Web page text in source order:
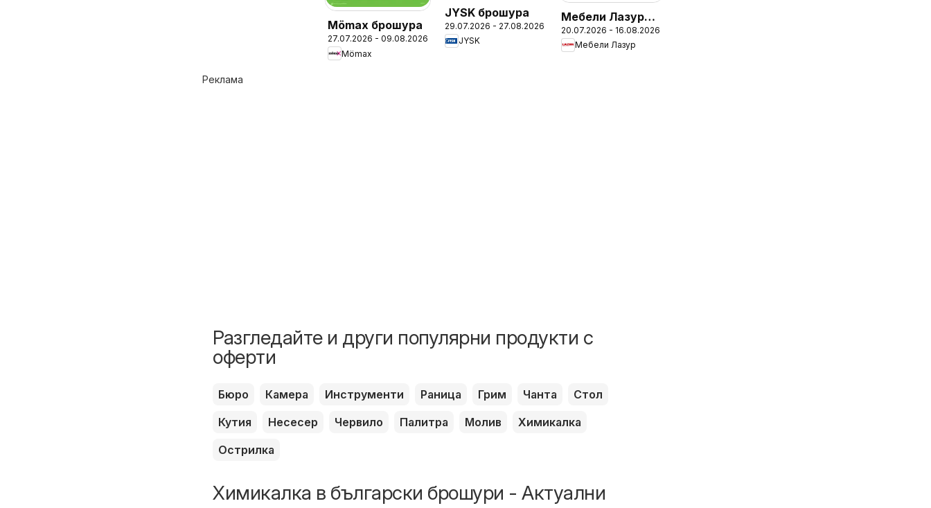
Mömax брошура
27.07.2026 - 09.08.2026
Mömax
JYSK брошура
29.07.2026 - 27.08.2026
JYSK
Мебели Лазур
брошура
20.07.2026 - 16.08.2026
Мебели Лазур
Реклама
Разгледайте и други популярни продукти с
оферти
Бюро Камера Инструменти Раница Грим Чанта
Стол
Кутия
Несесер Червило Палитра Молив
Химикалка
Острилка
Химикалка в български брошури - Актуални